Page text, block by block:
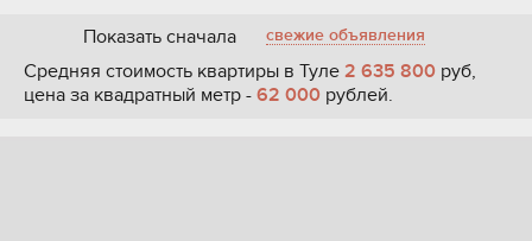
Показать сначала свежие объявления
Средняя стоимость квартиры в Туле 2 635 800 руб,
цена за квадратный метр - 62 000 рублей.